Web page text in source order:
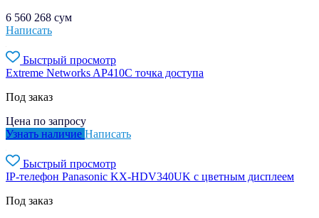
6 560 268 сум
Написать
Быстрый просмотр
Extreme Networks AP410C точка доступа
Под заказ
Цена по запросу
Узнать наличие Написать
Быстрый просмотр
IP-телефон Panasonic KX-HDV340UK с цветным дисплеем
Под заказ